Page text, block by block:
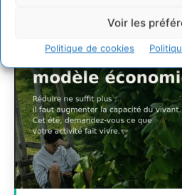
Voir les
Politique de cookies